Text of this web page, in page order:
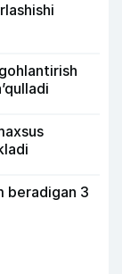
beradigan 3